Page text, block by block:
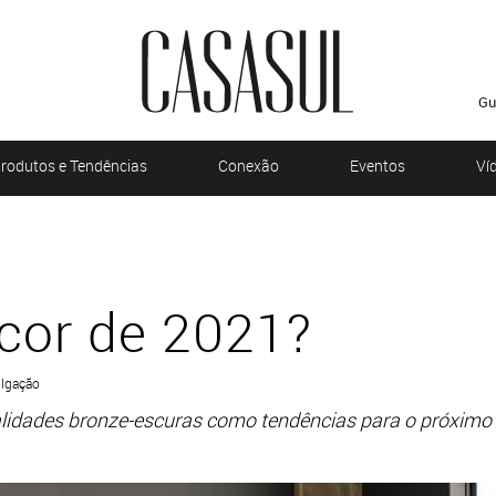
e Tendências Conexão Eventos
de 2021?
bronze-escuras como tendências para o